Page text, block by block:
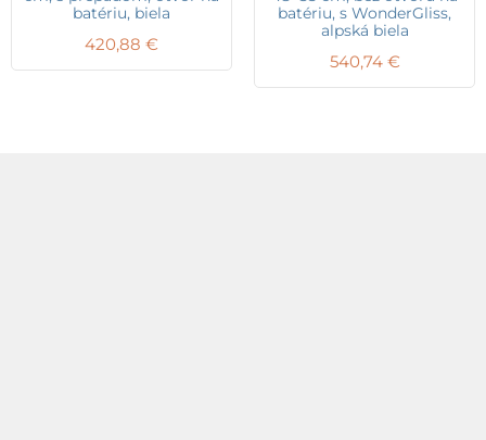
batériu, biela
420,88 €
batériu, s WonderGliss,
alpská biela
540,74 €